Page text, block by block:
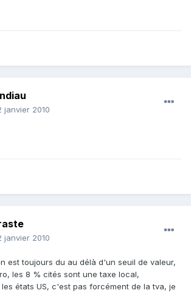
janvier 2010
janvier 2010
est toujours du au délà d'un seuil de valeur,
les 8 % cités sont une taxe local,
états US, c'est pas forcément de la tva, je